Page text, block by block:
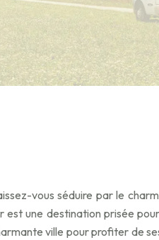
vous séduire par le
une destination prisée
ville pour profiter de